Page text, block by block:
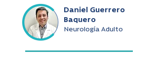
Daniel Guerrero
Baquero
Neurología Adulto